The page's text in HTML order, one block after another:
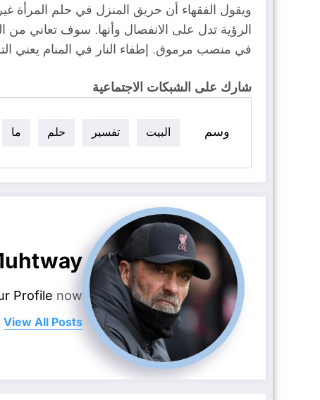
ويقول الفقهاء أن حريق المنزل في حلم المرأة
الرؤية تدل على الانفصال وأنها. سوف تعاني من
في منصب مرموق. إطفاء النار في المنام يعني
شارك على الشبكات الاجتماعية
وسم البيت تفسير حلم ما
Profile now.
View All Posts